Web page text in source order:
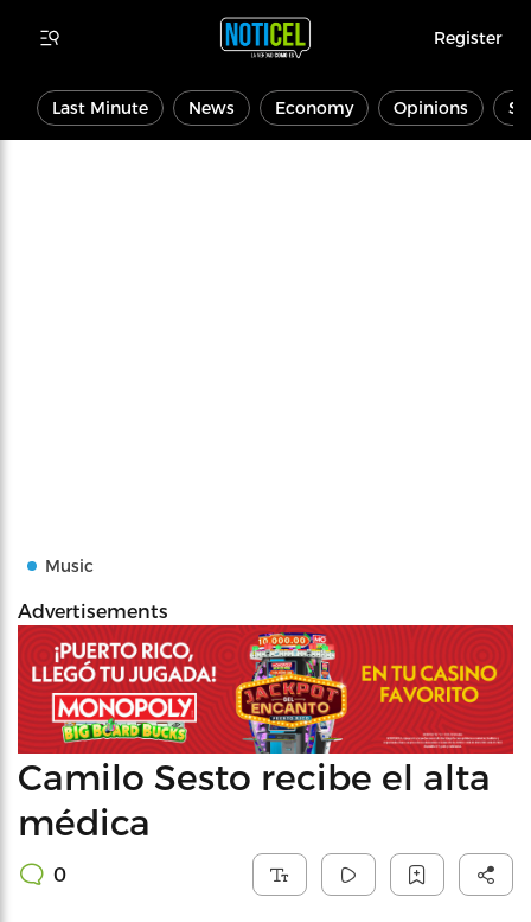
Register
Last Minute News Economy Opinions
Music
Advertisements
Camilo Sesto recibe el alta
médica
0